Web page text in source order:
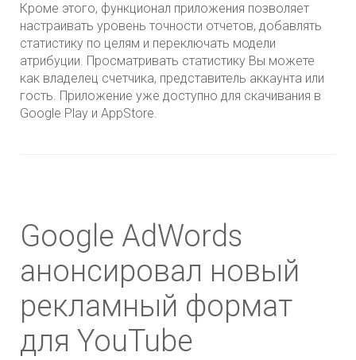
Кроме этого, функционал приложения позволяет
настраивать уровень точности отчетов, добавлять
статистику по целям и переключать модели
атрибуции. Просматривать статистику Вы можете
как владелец счетчика, представитель аккаунта или
гость. Приложение уже доступно для скачивания в
Google Play и AppStore.
Google AdWords
анонсировал новый
рекламный формат
для YouTube